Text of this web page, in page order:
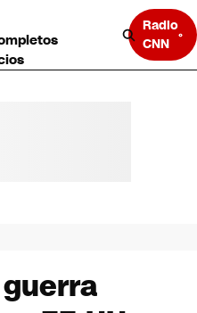
Radio
CNN